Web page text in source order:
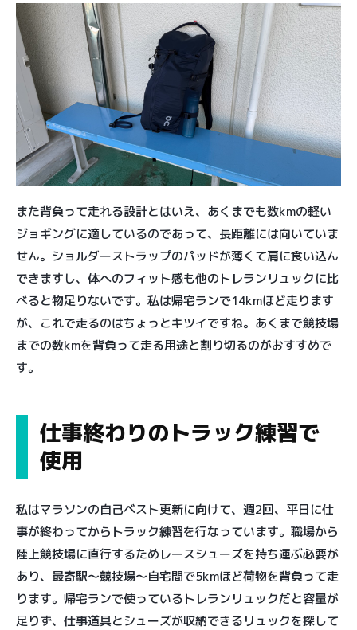
また背負って走れる設計とはいえ、あくまでも数kmの軽い
ジョギングに適しているのであって、長距離には向いていま
せん。ショルダーストラップのパッドが薄くて肩に食い込ん
できますし、体へのフィット感も他のトレランリュックに比
べると物足りないです。私は帰宅ランで14kmほど走ります
が、これで走るのはちょっとキツイですね。あくまで競技場
までの数kmを背負って走る用途と割り切るのがおすすめで
す。
仕事終わりのトラック練習で
使用
私はマラソンの自己ベスト更新に向けて、週2回、平日に仕
事が終わってからトラック練習を行なっています。職場から
陸上競技場に直行するためレースシューズを持ち運ぶ必要が
あり、最寄駅〜競技場〜自宅間で5kmほど荷物を背負って走
ります。帰宅ランで使っているトレランリュックだと容量が
足りず、仕事道具とシューズが収納できるリュックを探して